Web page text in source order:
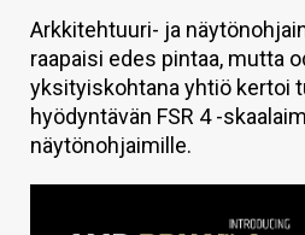
HINTA.FI
KAUPPA
VAIHDA TEEMA
Arkkitehtuuri- ja
raapaisi edes pintaa, mutta
yksityiskohtana yhtiö kertoi
hyödyntävän FSR 4 -
näytönohjaimille.